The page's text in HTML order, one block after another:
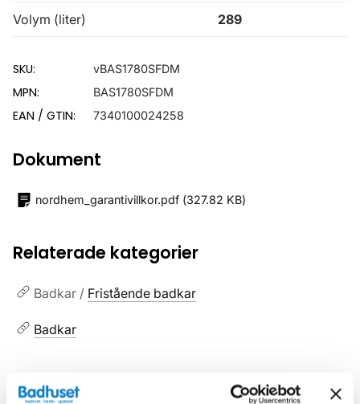
Volym (liter) 289
SKU: vBAS1780SFDM
MPN: BAS1780SFDM
EAN / GTIN: 7340100024258
Dokument
nordhem_garantivillkor.pdf (327.82 KB)
Relaterade kategorier
Badkar / Fristående badkar
Badkar